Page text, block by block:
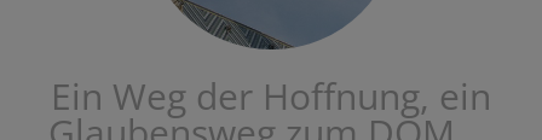
Ein Weg der Hoffnung, ein